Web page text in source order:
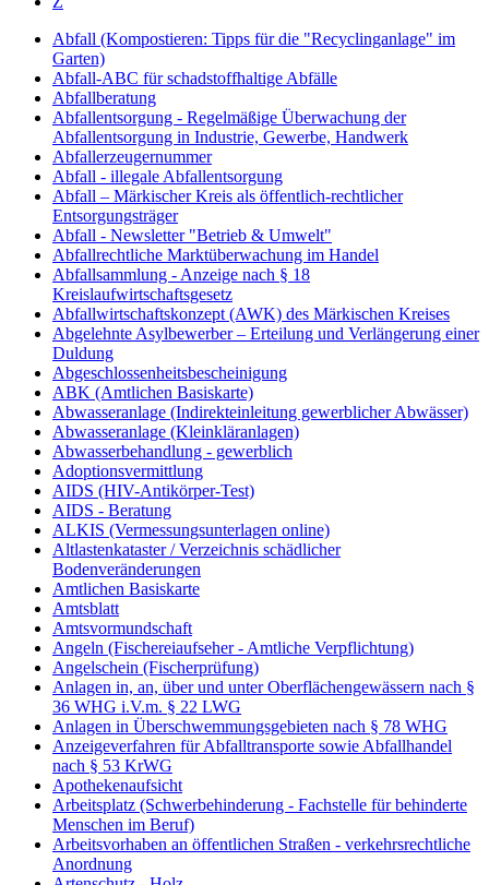
Abfall (Kompostieren: Tipps für die "Recyclinganlage" im
Garten)
Abfall-ABC für schadstoffhaltige Abfälle
Abfallberatung
Abfallentsorgung - Regelmäßige Überwachung der
Abfallentsorgung in Industrie, Gewerbe, Handwerk
Abfallerzeugernummer
Abfall - illegale Abfallentsorgung
Abfall – Märkischer Kreis als öffentlich-rechtlicher
Entsorgungsträger
Abfall - Newsletter "Betrieb & Umwelt"
Abfallrechtliche Marktüberwachung im Handel
Abfallsammlung - Anzeige nach § 18
Kreislaufwirtschaftsgesetz
Abfallwirtschaftskonzept (AWK) des Märkischen Kreises
Abgelehnte Asylbewerber – Erteilung und Verlängerung einer
Duldung
Abgeschlossenheitsbescheinigung
ABK (Amtlichen Basiskarte)
Abwasseranlage (Indirekteinleitung gewerblicher Abwässer)
Abwasseranlage (Kleinkläranlagen)
Abwasserbehandlung - gewerblich
Adoptionsvermittlung
AIDS (HIV-Antikörper-Test)
AIDS - Beratung
ALKIS (Vermessungsunterlagen online)
Altlastenkataster / Verzeichnis schädlicher
Bodenveränderungen
Amtlichen Basiskarte
Amtsblatt
Amtsvormundschaft
Angeln (Fischereiaufseher - Amtliche Verpflichtung)
Angelschein (Fischerprüfung)
Anlagen in, an, über und unter Oberflächengewässern nach §
36 WHG i.V.m. § 22 LWG
Anlagen in Überschwemmungsgebieten nach § 78 WHG
Anzeigeverfahren für Abfalltransporte sowie Abfallhandel
nach § 53 KrWG
Apothekenaufsicht
Arbeitsplatz (Schwerbehinderung - Fachstelle für behinderte
Menschen im Beruf)
Arbeitsvorhaben an öffentlichen Straßen - verkehrsrechtliche
Anordnung